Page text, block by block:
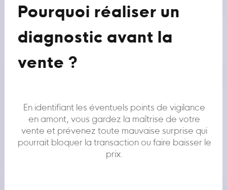
Pourquoi réaliser un
diagnostic avant la
vente ?
En identifiant les éventuels points de vigilance
en amont, vous gardez la maîtrise de votre
vente et prévenez toute mauvaise surprise qui
pourrait bloquer la transaction ou faire baisser le
prix.